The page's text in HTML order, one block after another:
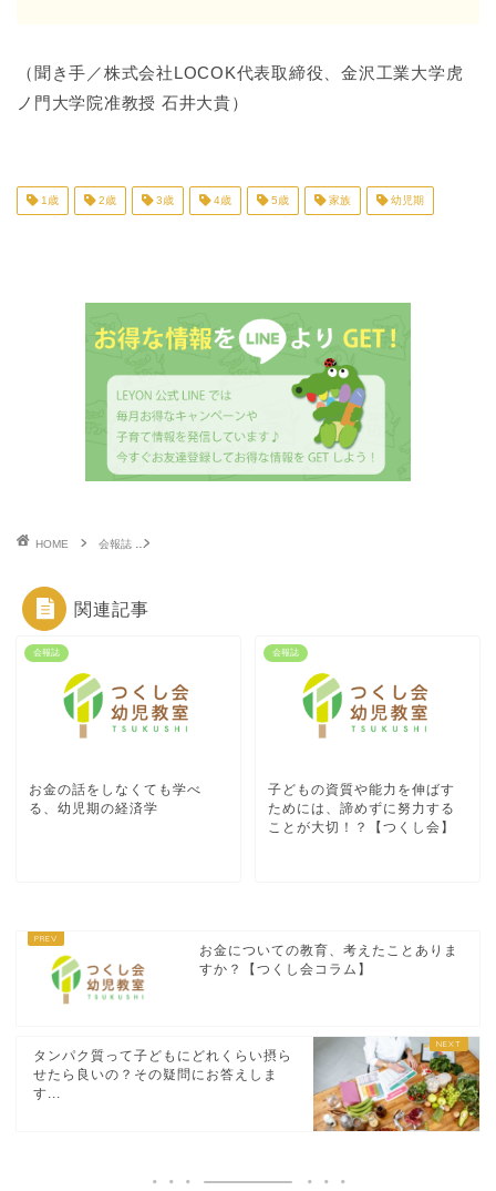
（聞き手／株式会社LOCOK代表取締役、金沢工業大学虎
ノ門大学院准教授 石井大貴）
1歳 2歳 3歳 4歳 5歳 家族 幼児期
HOME 会報誌
関連記事
会報誌
お金の話をしなくても学べ
る、幼児期の経済学
会報誌
子どもの資質や能力を伸ばす
ためには、諦めずに努力する
ことが大切！？【つくし会】
お金についての教育、考えたことありま
すか？【つくし会コラム】
タンパク質って子どもにどれくらい摂ら
せたら良いの？その疑問にお答えしま
す...